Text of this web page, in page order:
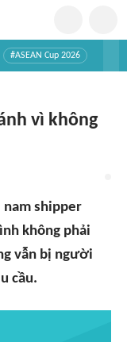
#ASEAN Cup 2026
vì không
nam shipper
không phải
vẫn bị người
cầu.